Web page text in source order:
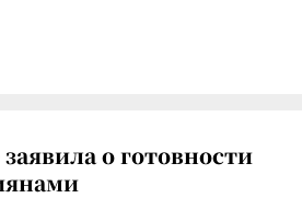
о готовности